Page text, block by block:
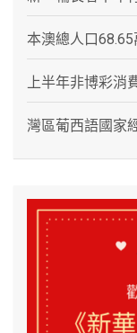
本澳總人口
上半年非博彩消
灣區葡西語國家